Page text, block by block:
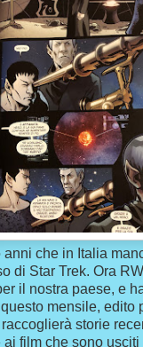
anni che in Italia
di Star Trek. Ora
il nostra paese, e
mensile, edito
storie
film che sono